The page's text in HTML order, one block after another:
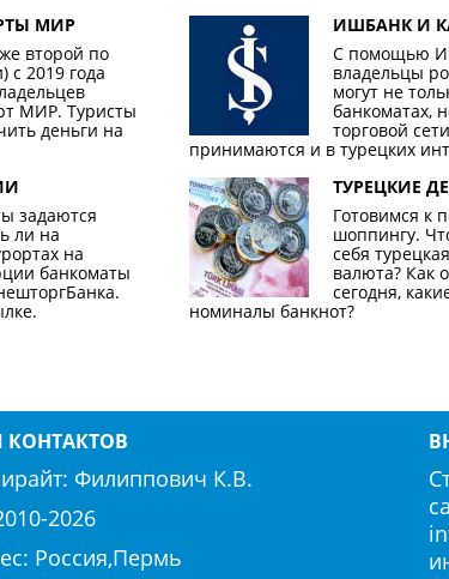
МИР
второй по
с 2019 года
МИР. Туристы
деньги на
ИШБАНК И
С помощью
владельцы
могут не
банкоматах,
торговой
принимаются и в турецких
задаются
ли на
на
банкоматы
ТУРЕЦКИЕ
Готовимся к
шоппингу.
себя
валюта? Как
сегодня,
номиналы банкнот?
КОНТАКТОВ
Филиппович К.В.
2026
Россия,Пермь